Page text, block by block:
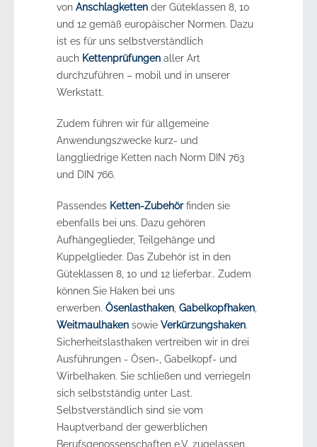
von Anschlagketten der Güteklassen 8, 10
und 12 gemäß europäischer Normen. Dazu
ist es für uns selbstverständlich
auch Kettenprüfungen aller Art
durchzuführen – mobil und in unserer
Werkstatt.
Zudem führen wir für allgemeine
Anwendungszwecke kurz- und
langgliedrige Ketten nach Norm DIN 763
und DIN 766.
Passendes Ketten-Zubehör finden sie
ebenfalls bei uns. Dazu gehören
Aufhängeglieder, Teilgehänge und
Kuppelglieder. Das Zubehör ist in den
Güteklassen 8, 10 und 12 lieferbar.. Zudem
können Sie Haken bei uns
erwerben. Ösenlasthaken Gabelkopfhaken
Weitmaulhaken sowie Verkürzungshaken.
Sicherheitslasthaken vertreiben wir in drei
Ausführungen - Ösen-, Gabelkopf- und
Wirbelhaken. Sie schließen und verriegeln
sich selbstständig unter Last.
Selbstverständlich sind sie vom
Hauptverband der gewerblichen
Berufsgenossenschaften e.V. zugelassen.